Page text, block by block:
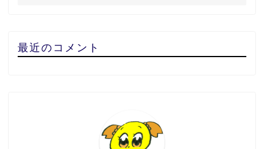
最近のコメント